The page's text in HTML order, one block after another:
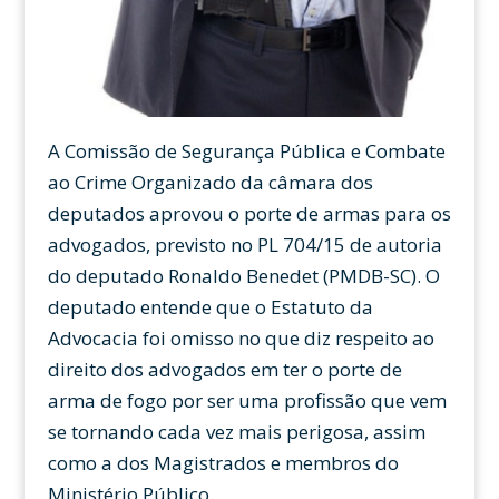
A Comissão de Segurança Pública e Combate
ao Crime Organizado da câmara dos
deputados aprovou o porte de armas para os
advogados, previsto no PL 704/15 de autoria
do deputado Ronaldo Benedet (PMDB-SC). O
deputado entende que o Estatuto da
Advocacia foi omisso no que diz respeito ao
direito dos advogados em ter o porte de
arma de fogo por ser uma profissão que vem
se tornando cada vez mais perigosa, assim
como a dos Magistrados e membros do
Ministério Público.